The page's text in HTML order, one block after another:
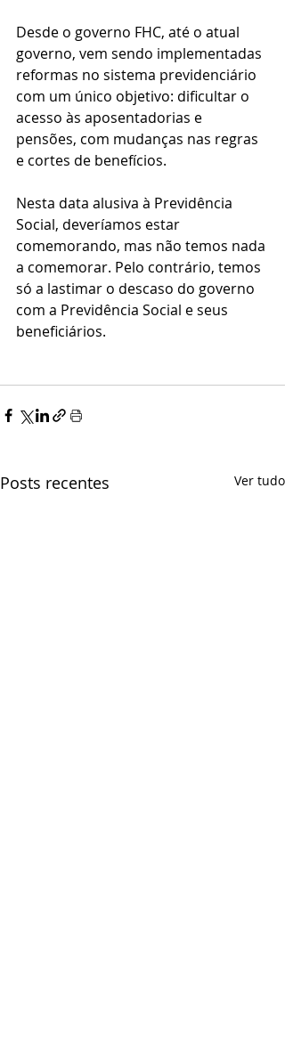
Desde o governo FHC, até o atual
governo, vem sendo implementadas
reformas no sistema previdenciário
com um único objetivo: dificultar o
acesso às aposentadorias e
pensões, com mudanças nas regras
e cortes de benefícios.
Nesta data alusiva à Previdência
Social, deveríamos estar
comemorando, mas não temos nada
a comemorar. Pelo contrário, temos
só a lastimar o descaso do governo
com a Previdência Social e seus
beneficiários.
Posts recentes Ver tudo